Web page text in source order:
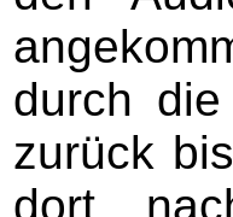
durch
zurück
dort